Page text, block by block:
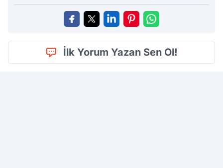
İlk Yorum Yazan Sen Ol!